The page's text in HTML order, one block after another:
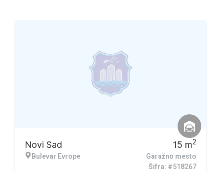
Novi Sad
Bulevar Evrope
15 m2
Garažno mesto
Šifra: #518267